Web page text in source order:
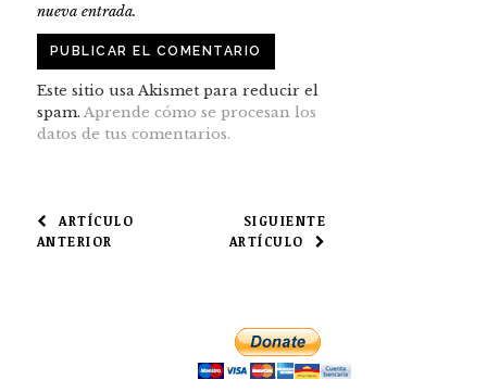
nueva entrada.
Este sitio usa Akismet para reducir el
spam. Aprende cómo se procesan los
datos de tus comentarios.
NAVEGACIÓN
DE
SIGUIENTE
ARTÍCULO
ARTÍCULO
ANTERIOR